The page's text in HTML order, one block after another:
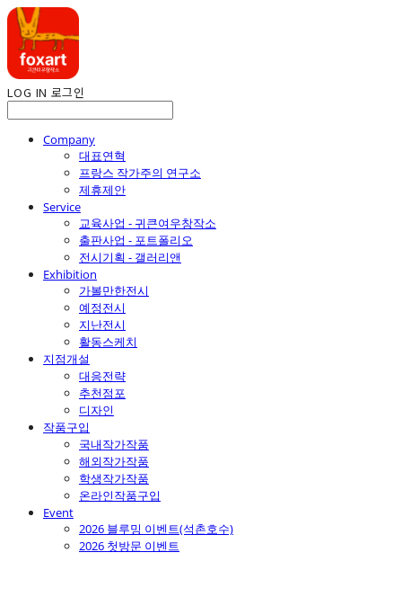
LOG IN 로그인
Company
대표연혁
프랑스 작가주의 연구소
제휴제안
Service
교육사업 - 귀큰여우창작소
출판사업 - 포트폴리오
전시기획 - 갤러리앤
Exhibition
가볼만한전시
예정전시
지난전시
활동스케치
지점개설
대응전략
추천점포
디자인
작품구입
국내작가작품
해외작가작품
학생작가작품
온라인작품구입
Event
2026 블루밍 이벤트(석촌호수)
2026 첫방문 이벤트